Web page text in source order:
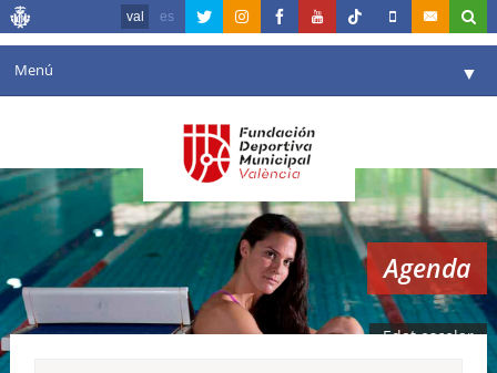
val es
Menú ▼
Agenda
Instal·lacions ▼
Comunicació ▼
València en esport ▼
Agenda
Edat escolar